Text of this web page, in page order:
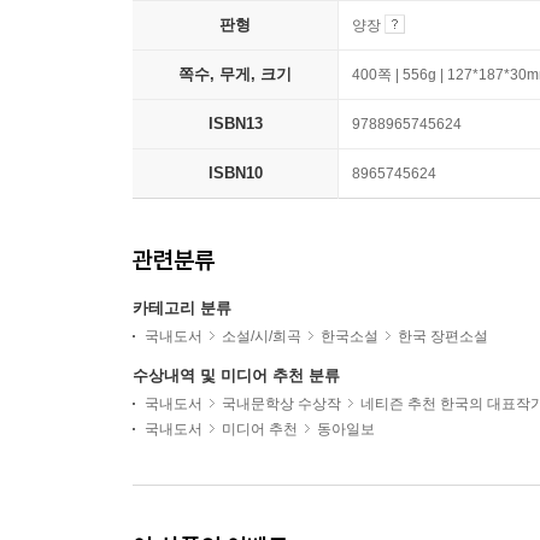
판형 양장
쪽수, 무게, 크기 400쪽 | 556g |
ISBN13 9788965745624
ISBN10 8965745624
관련분류
카테고리 분류
국내도서 소설/시/희곡 한국소설 한국 장편소설
수상내역 및 미디어 추천 분류
국내도서 국내문학상 수상작
네티즌 추천 한국의 대표작
국내도서
미디어 추천 동아일보